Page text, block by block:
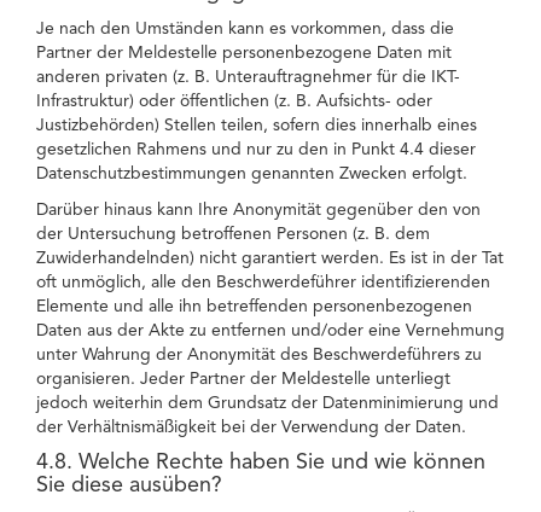
Je nach den Umständen kann es vorkommen, dass die
Partner der Meldestelle personenbezogene Daten mit
anderen privaten (z. B. Unterauftragnehmer für die IKT-
Infrastruktur) oder öffentlichen (z. B. Aufsichts- oder
Justizbehörden) Stellen teilen, sofern dies innerhalb eines
gesetzlichen Rahmens und nur zu den in Punkt 4.4 dieser
Datenschutzbestimmungen genannten Zwecken erfolgt.
Darüber hinaus kann Ihre Anonymität gegenüber den von
der Untersuchung betroffenen Personen (z. B. dem
Zuwiderhandelnden) nicht garantiert werden. Es ist in der Tat
oft unmöglich, alle den Beschwerdeführer identifizierenden
Elemente und alle ihn betreffenden personenbezogenen
Daten aus der Akte zu entfernen und/oder eine Vernehmung
unter Wahrung der Anonymität des Beschwerdeführers zu
organisieren. Jeder Partner der Meldestelle unterliegt
jedoch weiterhin dem Grundsatz der Datenminimierung und
der Verhältnismäßigkeit bei der Verwendung der Daten.
4.8. Welche Rechte haben Sie und wie können
Sie diese ausüben?